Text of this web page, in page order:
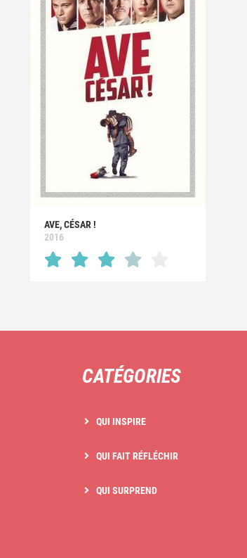
AVE, CÉSAR !
2016
CATÉGORIES
QUI INSPIRE
QUI FAIT RÉFLÉCHIR
QUI SURPREND